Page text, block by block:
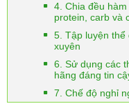
4. Chia đều
protein, carb và
5. Tập luyện
xuyên
6. Sử dụng các
hãng đáng tin
7. Chế độ nghỉ